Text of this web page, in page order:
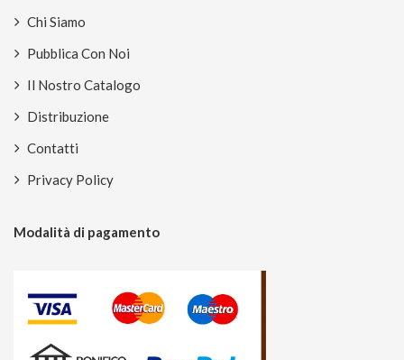
Chi Siamo
Pubblica Con Noi
Il Nostro Catalogo
Distribuzione
Contatti
Privacy Policy
Modalità di pagamento